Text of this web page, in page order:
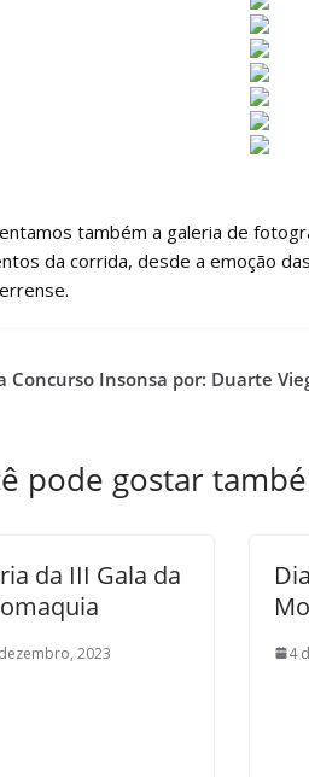
também a galeria de
da corrida, desde a emoção
Concurso Insonsa por: Duarte
pode gostar
da III Gala da
2023 4